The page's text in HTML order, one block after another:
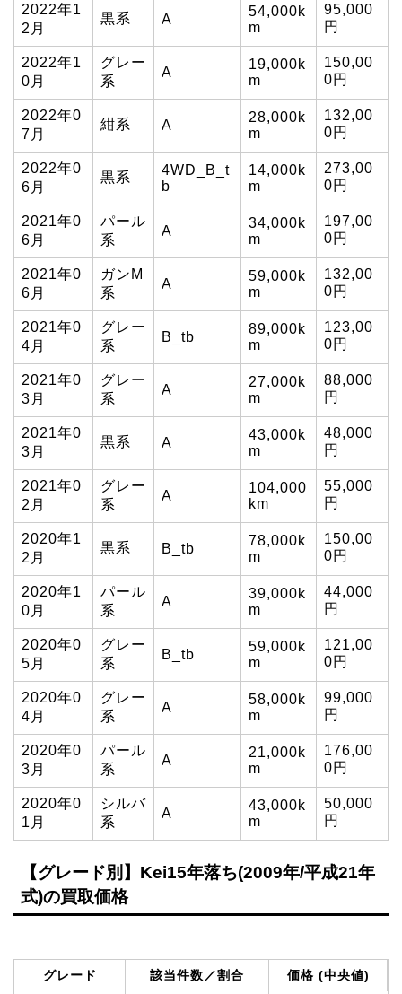
2022年1
2月
黒系 A
54,000k
m
95,000
円
2022年1
0月
グレー
系
A
19,000k
m
150,00
0円
2022年0
7月
紺系 A
28,000k
m
132,00
0円
2022年0
6月
黒系
4WD_B_t
b
14,000k
m
273,00
0円
2021年0
6月
パール
系
A
34,000k
m
197,00
0円
2021年0
6月
ガンM
系
A
59,000k
m
132,00
0円
2021年0
4月
グレー
系
B_tb
89,000k
m
123,00
0円
2021年0
3月
グレー
系
A
27,000k
m
88,000
円
2021年0
3月
黒系 A
43,000k
m
48,000
円
2021年0
2月
グレー
系
A
104,000
km
55,000
円
2020年1
2月
黒系 B_tb
78,000k
m
150,00
0円
2020年1
0月
パール
系
A
39,000k
m
44,000
円
2020年0
5月
グレー
系
B_tb
59,000k
m
121,00
0円
2020年0
4月
グレー
系
A
58,000k
m
99,000
円
2020年0
3月
パール
系
A
21,000k
m
176,00
0円
2020年0
1月
シルバ
系
A
43,000k
m
50,000
円
【グレード別】Kei15年落ち(2009年/平成21年
式)の買取価格
グレード 該当件数／割合 価格 (中央値)